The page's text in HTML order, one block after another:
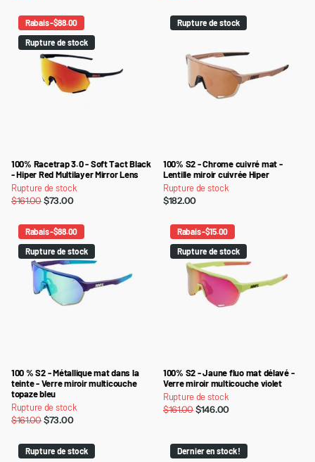
Rabais -$88.00
Rupture de stock
100% Racetrap 3.0 - Soft Tact Black
- Hiper Red Multilayer Mirror Lens
Rupture de stock
$161.00$73.00
Rupture de stock
100% S2 - Chrome cuivré mat -
Lentille miroir cuivrée Hiper
Rupture de stock
$182.00
Rabais -$88.00
Rupture de stock
100 % S2 - Métallique mat dans la
teinte - Verre miroir multicouche
topaze bleu
Rupture de stock
$161.00$73.00
Rabais -$15.00
Rupture de stock
100% S2 - Jaune fluo mat délavé -
Verre miroir multicouche violet
Rupture de stock
$161.00$146.00
Rupture de stock Dernier en stock !